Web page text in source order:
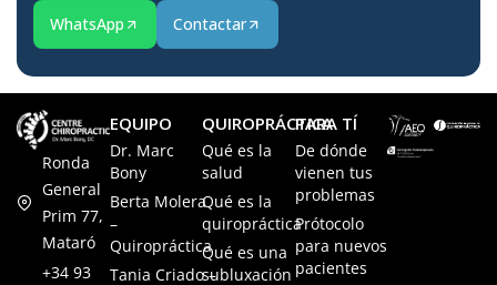
WhatsApp Contactar
Ronda
General
Prim 77,
Mataró
+34 93
EQUIPO
Dr. Marc
Bony
Berta Molera
–
Quiropráctica
Tania Criado –
QUIROPRÁCTICA
Qué es la
salud
Qué es la
quiropráctica
Qué es una
subluxación
PARA TÍ
De dónde
vienen tus
problemas
Prótocolo
para nuevos
pacientes